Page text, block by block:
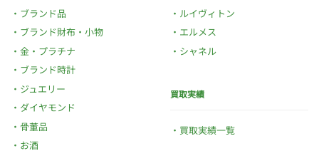
ブランド品
ブランド財布・小物
金・プラチナ
ブランド時計
ジュエリー
ダイヤモンド
骨董品
お酒
ルイヴィトン
エルメス
シャネル
買取実績
買取実績一覧